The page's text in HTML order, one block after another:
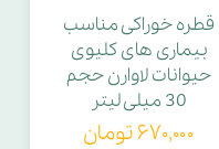
قطره خوراکی مناسب
بیماری های کلیوی
حیوانات لاوارن حجم
30 میلی لیتر
۶۷۰,۰۰۰ تومان